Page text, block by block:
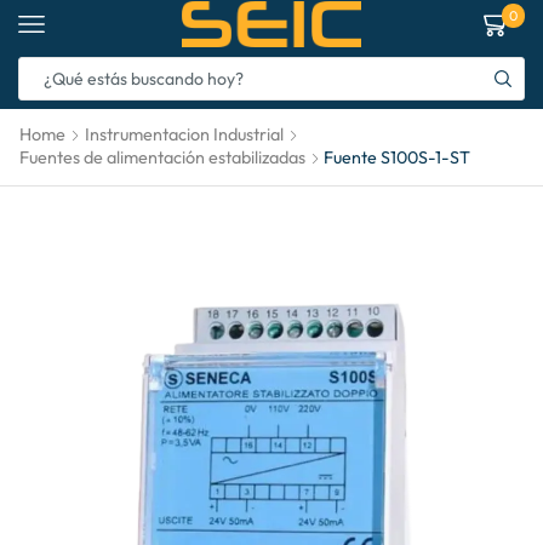
0
Home
Instrumentacion Industrial
Fuentes de alimentación estabilizadas
Fuente S100S-1-ST